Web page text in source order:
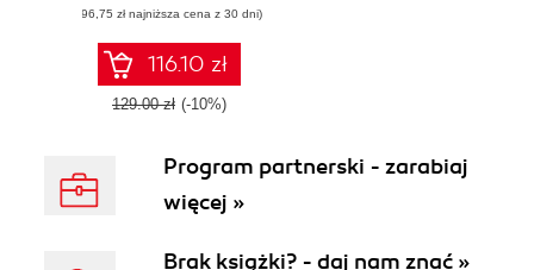
administering,
configuring, and
customizing
Salesforce CRM
(96,75 zł najniższa cena z 30 dni)
116.10 zł
129.00 zł (-10%)
Program partnerski - zarabiaj
więcej »
Brak książki? - daj nam znać »